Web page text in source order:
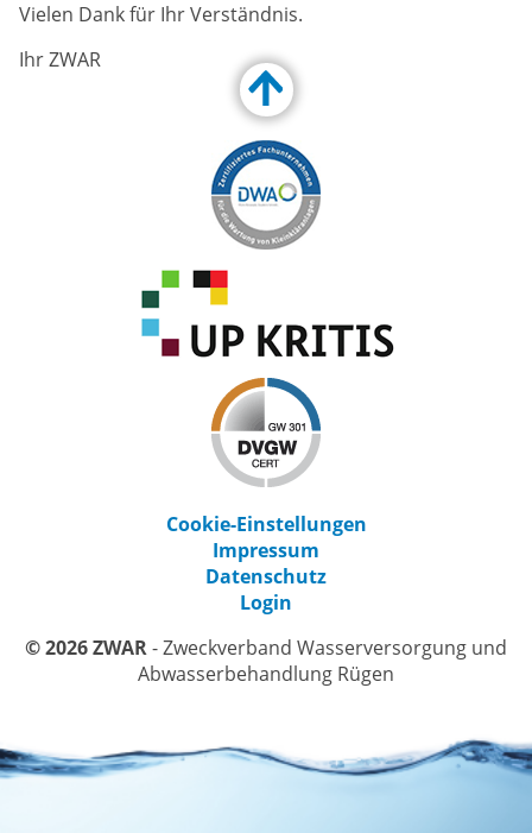
Vielen Dank für Ihr Verständnis.
Ihr ZWAR
Customize Toolbar…
Cookie-Einstellungen
Impressum
Datenschutz
Login
© 2026 ZWAR- Zweckverband Wasserversorgung und
Abwasserbehandlung Rügen